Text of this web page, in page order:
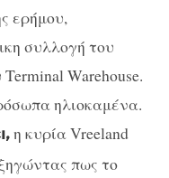
ερήμου,
συλλογή του
Warehouse.
ηλιοκαμένα.
η κυρία Vreeland
πως το